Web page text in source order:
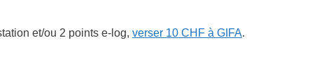
et/ou 2 points e-log, verser 10 CHF à GIFA.